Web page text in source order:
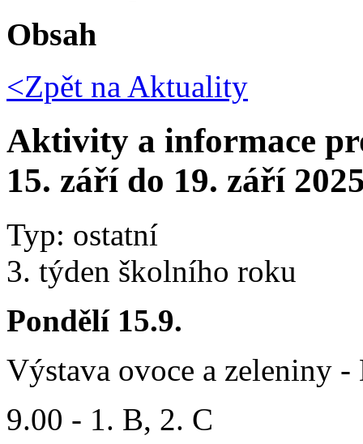
Obsah
<Zpět na Aktuality
Aktivity a informace
15. září do 19. září
Typ: ostatní
3. týden školního roku
Pondělí 15.9.
Výstava ovoce a zeleniny
9.00 - 1. B, 2. C